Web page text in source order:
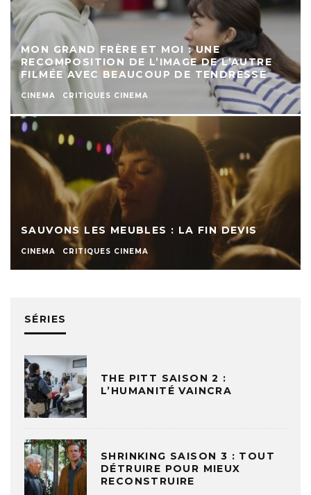
MON GRAND FRÈRE ET MOI : UNE
RECOMPOSITION DE L’IMAGE DE L’AUTRE
FILMÉE AVEC BEAUCOUP DE TENDRESSE
CINEMA CRITIQUES CINEMA
SAUVONS LES MEUBLES : LA FIN DEVIS
CINEMA CRITIQUES CINEMA
SÉRIES
THE PITT SAISON 2 :
L’HUMANITÉ VAINCRA
SHRINKING SAISON 3 : TOUT
DÉTRUIRE POUR MIEUX
RECONSTRUIRE